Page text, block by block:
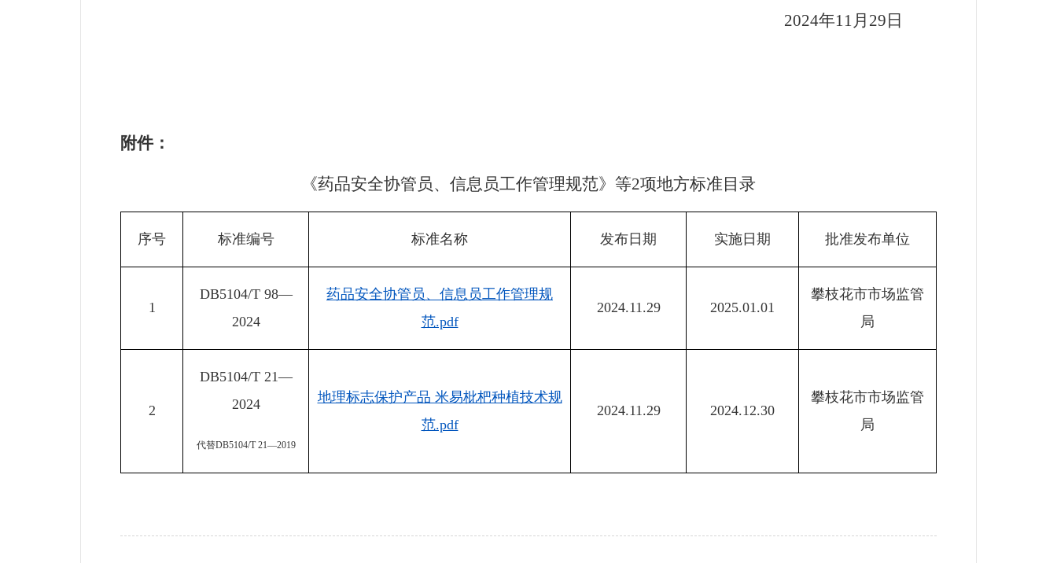
2024年11月29日
附件：
《药品安全协管员、信息员工作管理规范》等2项地方标准目录
序号 标准编号 标准名称 发布日期 实施日期 批准发布单位
1
DB5104/T 98—
2024
药品安全协管员、信息员工作管理规
范.pdf
2024.11.29 2025.01.01
攀枝花市市场监管
局
2
DB5104/T 21—
2024
代替DB5104/T 21—2019
地理标志保护产品 米易枇杷种植技术规
范.pdf
2024.11.29 2024.12.30
攀枝花市市场监管
局